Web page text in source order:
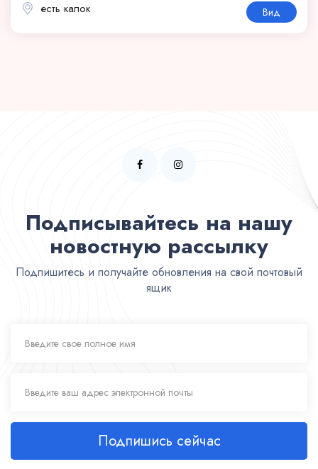
есть калок Вид
Подписывайтесь на нашу
новостную рассылку
Подпишитесь и получайте обновления на свой почтовый
ящик
Подпишись сейчас